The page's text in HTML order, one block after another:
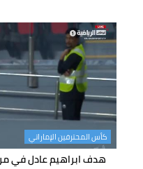
كأس المحترفين الإماراتي
هدف ابراهيم عادل في